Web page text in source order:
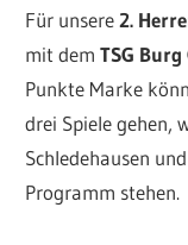
Für unsere2.
mit demTSG
Punkte Marke
drei Spiele gehen,
Schledehausen
Programm stehen.